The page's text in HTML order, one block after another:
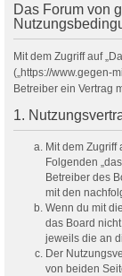
Das Forum von
Mit dem Zugriff auf
(„https://www.gegen-
Betreiber ein Vertrag
1.
Mit dem Zugriff
Folgenden
Betreiber des
mit den
Wenn du mit
das Board
jeweils die an
Der
von beiden